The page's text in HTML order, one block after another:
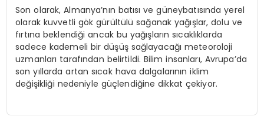
Son olarak, Almanya’nın batısı ve güneybatısında yerel
olarak kuvvetli gök gürültülü sağanak yağışlar, dolu ve
fırtına beklendiği ancak bu yağışların sıcaklıklarda
sadece kademeli bir düşüş sağlayacağı meteoroloji
uzmanları tarafından belirtildi. Bilim insanları, Avrupa’da
son yıllarda artan sıcak hava dalgalarının iklim
değişikliği nedeniyle güçlendiğine dikkat çekiyor.